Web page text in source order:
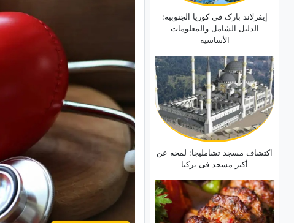
إیفرلاند بارک فی کوریا الجنوبیه:
الدلیل الشامل والمعلومات
الأساسیه
اکتشاف مسجد تشاملیجا: لمحه عن
أکبر مسجد فی ترکیا